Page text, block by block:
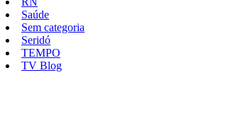
Saúde
Sem categoria
Seridó
TEMPO
TV Blog